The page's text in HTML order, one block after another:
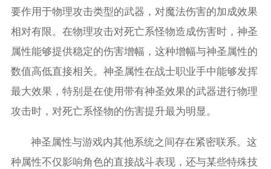
要作用于物理攻击类型的武器，对魔法伤害的加成效果
相对有限。在物理攻击对死亡系怪物造成伤害时，神圣
属性能够提供稳定的伤害增幅，这种增幅与神圣属性的
数值高低直接相关。神圣属性在战士职业手中能够发挥
最大效果，特别是在使用带有神圣效果的武器进行物理
攻击时，对死亡系怪物的伤害提升最为明显。
神圣属性与游戏内其他系统之间存在紧密联系。这
种属性不仅影响角色的直接战斗表现，还与某些特殊技